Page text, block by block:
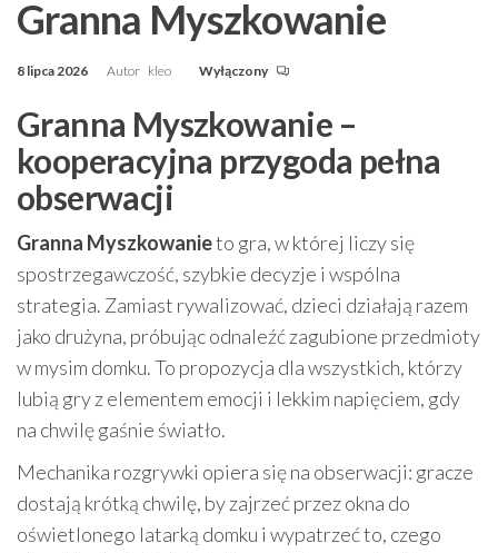
Granna Myszkowanie
8 lipca 2026 Autor kleo Wyłączony
Granna Myszkowanie –
kooperacyjna przygoda pełna
obserwacji
Granna Myszkowanieto gra, w której liczy się
spostrzegawczość, szybkie decyzje i wspólna
strategia. Zamiast rywalizować, dzieci działają razem
jako drużyna, próbując odnaleźć zagubione przedmioty
w mysim domku. To propozycja dla wszystkich, którzy
lubią gry z elementem emocji i lekkim napięciem, gdy
na chwilę gaśnie światło.
Mechanika rozgrywki opiera się na obserwacji: gracze
dostają krótką chwilę, by zajrzeć przez okna do
oświetlonego latarką domku i wypatrzeć to, czego